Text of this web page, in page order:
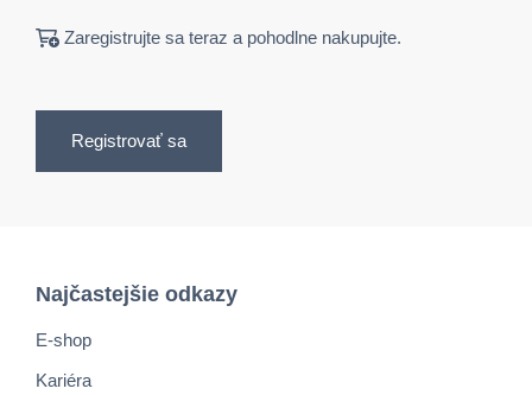
Zaregistrujte sa teraz a pohodlne nakupujte.
Registrovať sa
Najčastejšie odkazy
E-shop
Kariéra